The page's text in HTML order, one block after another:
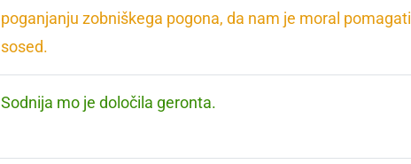
poganjanju zobniškega pogona, da nam je moral pomagati
sosed.
Sodnija mo je določila geronta.